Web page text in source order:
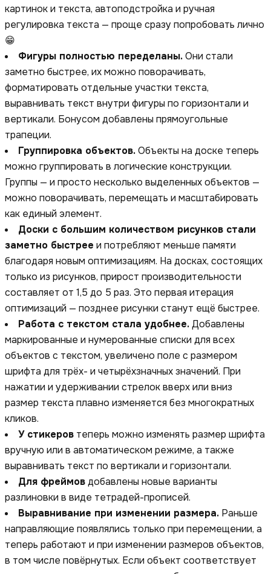
картинок и текста, автоподстройка и ручная
регулировка текста — проще сразу попробовать лично
😁
Фигуры полностью переделаны.Они стали
заметно быстрее, их можно поворачивать,
форматировать отдельные участки текста,
выравнивать текст внутри фигуры по горизонтали и
вертикали. Бонусом добавлены прямоугольные
трапеции.
Группировка объектов.Объекты на доске теперь
можно группировать в логические конструкции.
Группы — и просто несколько выделенных объектов —
можно поворачивать, перемещать и масштабировать
как единый элемент.
Доски с большим количеством рисунков стали
заметно быстрее и потребляют меньше памяти
благодаря новым оптимизациям. На досках, состоящих
только из рисунков, прирост производительности
составляет от 1,5 до 5 раз. Это первая итерация
оптимизаций — позднее рисунки станут ещё быстрее.
Работа с текстом стала удобнее.Добавлены
маркированные и нумерованные списки для всех
объектов с текстом, увеличено поле с размером
шрифта для трёх- и четырёхзначных значений. При
нажатии и удерживании стрелок вверх или вниз
размер текста плавно изменяется без многократных
кликов.
У стикеров теперь можно изменять размер шрифта
вручную или в автоматическом режиме, а также
выравнивать текст по вертикали и горизонтали.
Для фреймовдобавлены новые варианты
разлиновки в виде тетрадей-прописей.
Выравнивание при изменении размера. Раньше
направляющие появлялись только при перемещении, а
теперь работают и при изменении размеров объектов,
в том числе повёрнутых. Если объект соответствует